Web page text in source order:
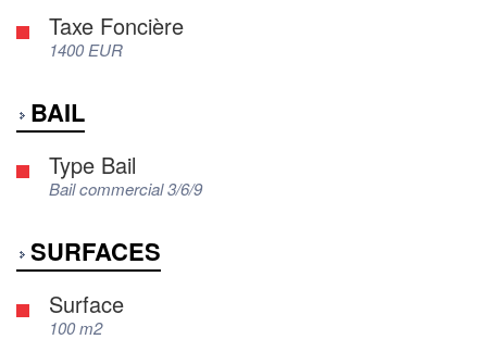
Taxe Foncière
1400 EUR
BAIL
Type Bail
Bail commercial 3/6/9
SURFACES
Surface
100 m2